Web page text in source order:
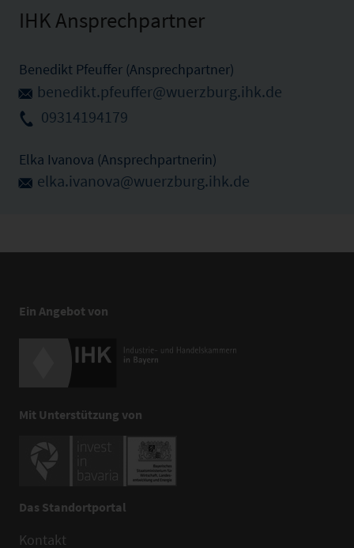
IHK Ansprechpartner
Benedikt Pfeuffer (Ansprechpartner)
benedikt.pfeuffer@wuerzburg.ihk.de
09314194179
Elka Ivanova (Ansprechpartnerin)
elka.ivanova@wuerzburg.ihk.de
Ein Angebot von
Mit Unterstützung von
Das Standortportal
Kontakt